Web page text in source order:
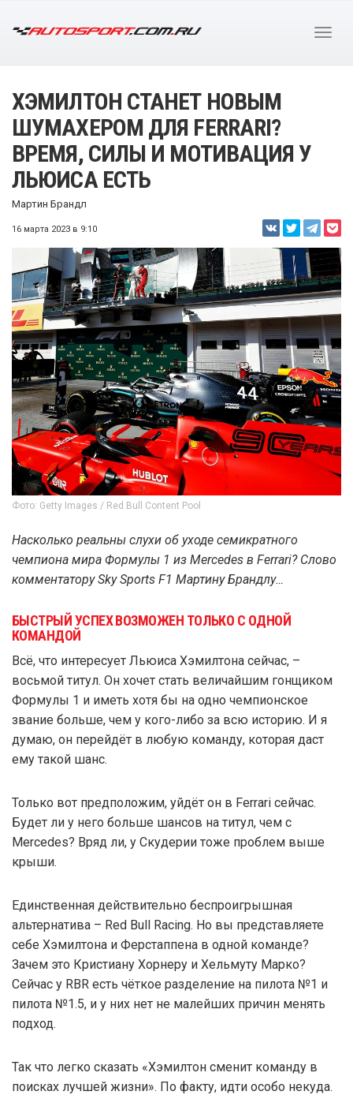
ХЭМИЛТОН СТАНЕТ НОВЫМ
ШУМАХЕРОМ ДЛЯ FERRARI?
ВРЕМЯ, СИЛЫ И МОТИВАЦИЯ У
ЛЬЮИСА ЕСТЬ
Мартин Брандл
16 марта 2023 в 9:10
Фото: Getty Images / Red Bull Content Pool
Насколько реальны слухи об уходе семикратного
чемпиона мира Формулы 1 из Mercedes в Ferrari? Слово
комментатору Sky Sports F1 Мартину Брандлу…
БЫСТРЫЙ УСПЕХ ВОЗМОЖЕН ТОЛЬКО С ОДНОЙ
КОМАНДОЙ
Всё, что интересует Льюиса Хэмилтона сейчас, –
восьмой титул. Он хочет стать величайшим гонщиком
Формулы 1 и иметь хотя бы на одно чемпионское
звание больше, чем у кого-либо за всю историю. И я
думаю, он перейдёт в любую команду, которая даст
ему такой шанс.
Только вот предположим, уйдёт он в Ferrari сейчас.
Будет ли у него больше шансов на титул, чем с
Mercedes? Вряд ли, у Скудерии тоже проблем выше
крыши.
Единственная действительно беспроигрышная
альтернатива – Red Bull Racing. Но вы представляете
себе Хэмилтона и Ферстаппена в одной команде?
Зачем это Кристиану Хорнеру и Хельмуту Марко?
Сейчас у RBR есть чёткое разделение на пилота №1 и
пилота №1.5, и у них нет не малейших причин менять
подход.
Так что легко сказать «Хэмилтон сменит команду в
поисках лучшей жизни». По факту, идти особо некуда.